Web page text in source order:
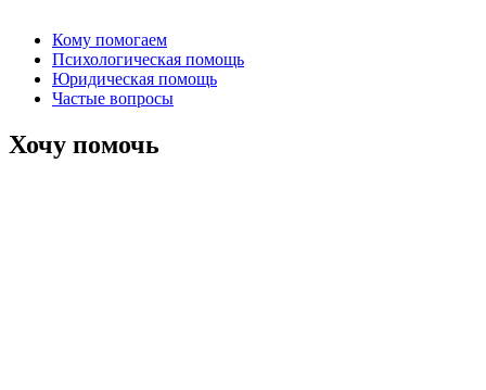
Кому помогаем
Психологическая помощь
Юридическая помощь
Частые вопросы
Хочу помочь